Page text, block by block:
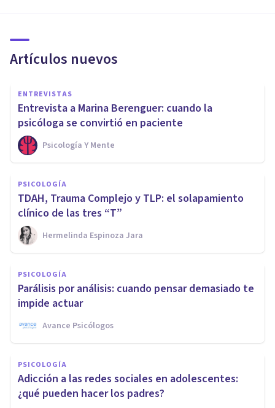
Artículos nuevos
ENTREVISTAS
Entrevista a Marina Berenguer: cuando la
psicóloga se convirtió en paciente
Psicología Y Mente
PSICOLOGÍA
TDAH, Trauma Complejo y TLP: el solapamiento
clínico de las tres “T”
Hermelinda Espinoza Jara
PSICOLOGÍA
Parálisis por análisis: cuando pensar demasiado te
impide actuar
Avance Psicólogos
PSICOLOGÍA
Adicción a las redes sociales en adolescentes:
¿qué pueden hacer los padres?